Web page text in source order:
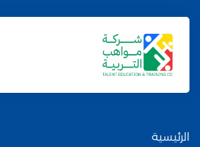
الرئيسية